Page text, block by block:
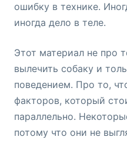
ошибку в технике.
иногда дело в теле.
Этот материал не про
вылечить собаку и
поведением. Про то,
факторов, который
параллельно.
потому что они не